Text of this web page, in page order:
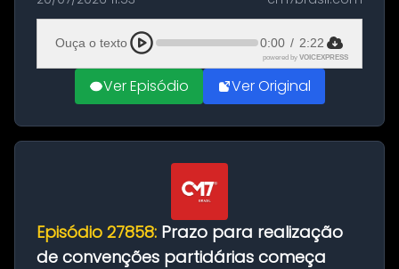
A suspensão programada ocorrerá para a
execução de serviços de manuten...
Ouça o texto 0:00 / 2:22
powered by VOICEXPRESS
Ver Episódio Ver Original
Episódio 27858: Prazo para realização
de convenções partidárias começa